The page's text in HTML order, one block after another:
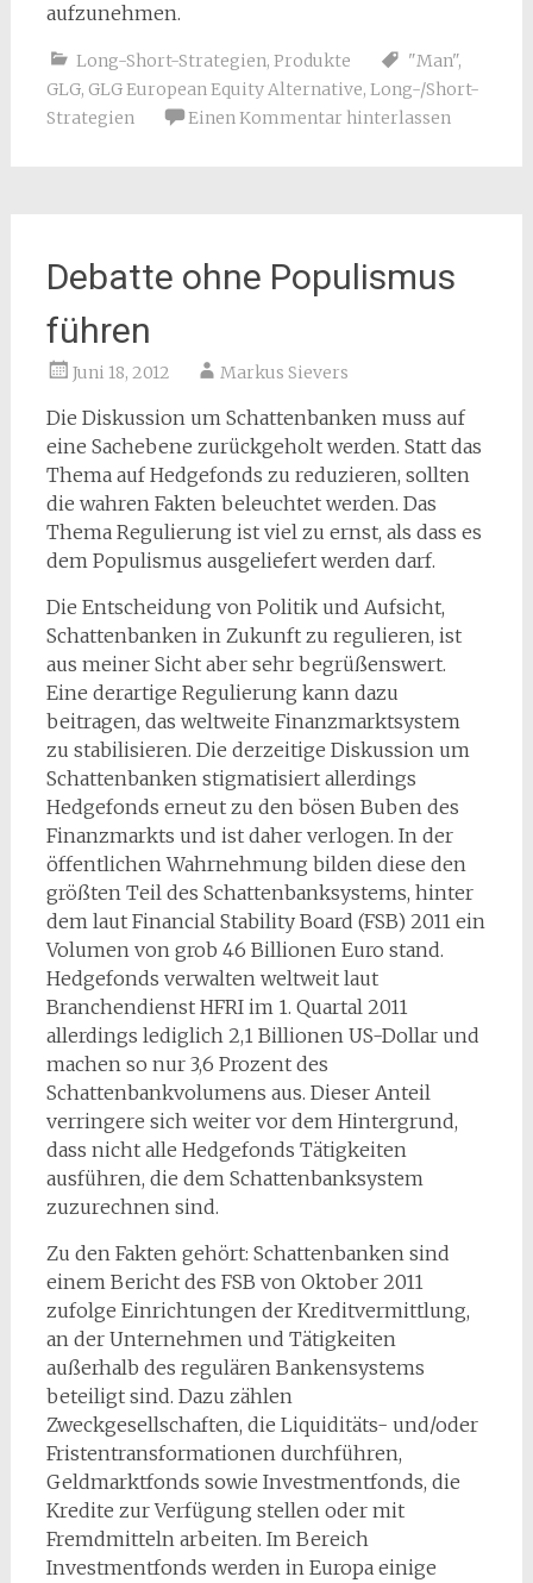
aufzunehmen.
Long-Short-Strategien, Produkte "Man",
GLG, GLG European Equity Alternative, Long-/Short-
Strategien
Einen Kommentar hinterlassen
Debatte ohne Populismus
führen
Juni 18, 2012 Markus Sievers
Die Diskussion um Schattenbanken muss auf
eine Sachebene zurückgeholt werden. Statt das
Thema auf Hedgefonds zu reduzieren, sollten
die wahren Fakten beleuchtet werden. Das
Thema Regulierung ist viel zu ernst, als dass es
dem Populismus ausgeliefert werden darf.
Die Entscheidung von Politik und Aufsicht,
Schattenbanken in Zukunft zu regulieren, ist
aus meiner Sicht aber sehr begrüßenswert.
Eine derartige Regulierung kann dazu
beitragen, das weltweite Finanzmarktsystem
zu stabilisieren. Die derzeitige Diskussion um
Schattenbanken stigmatisiert allerdings
Hedgefonds erneut zu den bösen Buben des
Finanzmarkts und ist daher verlogen. In der
öffentlichen Wahrnehmung bilden diese den
größten Teil des Schattenbanksystems, hinter
dem laut Financial Stability Board (FSB) 2011 ein
Volumen von grob 46 Billionen Euro stand.
Hedgefonds verwalten weltweit laut
Branchendienst HFRI im 1. Quartal 2011
allerdings lediglich 2,1 Billionen US-Dollar und
machen so nur 3,6 Prozent des
Schattenbankvolumens aus. Dieser Anteil
verringere sich weiter vor dem Hintergrund,
dass nicht alle Hedgefonds Tätigkeiten
ausführen, die dem Schattenbanksystem
zuzurechnen sind.
Zu den Fakten gehört: Schattenbanken sind
einem Bericht des FSB von Oktober 2011
zufolge Einrichtungen der Kreditvermittlung,
an der Unternehmen und Tätigkeiten
außerhalb des regulären Bankensystems
beteiligt sind. Dazu zählen
Zweckgesellschaften, die Liquiditäts- und/oder
Fristentransformationen durchführen,
Geldmarktfonds sowie Investmentfonds, die
Kredite zur Verfügung stellen oder mit
Fremdmitteln arbeiten. Im Bereich
Investmentfonds werden in Europa einige